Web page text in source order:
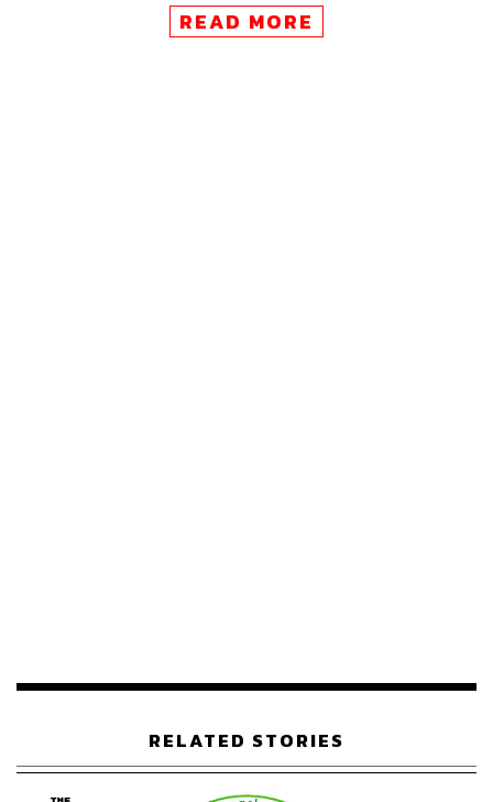
ขึ้นเขียงรักษาตัวอยู่ที่โรงพยาบาลตำรวจถึง 180 วัน ต้องมี
ปัจจัยอะไรบางอย่างที่ จู่ๆ ทำให้คนสุขภาพดี ได้รับการดูแล
รัฐมนตรีจะต้องไม่ติดคุกแม้แต่วันเดียว แต่ตนเองแอบไป
ปี ในคืนหลังกลับถึงประเทศไทยแล้ว ถ้ารู้ล่วงหน้านานกว่านี้
การเตรียมการทั้งหลายมันจะดีกว่านี้ การเล่นละครถึงจะ
สมจริงกว่านี้ ไม่ต้องมาขายผ้าเอาหน้ารอดกันแบบนี้
READ MORE
RELATED STORIES